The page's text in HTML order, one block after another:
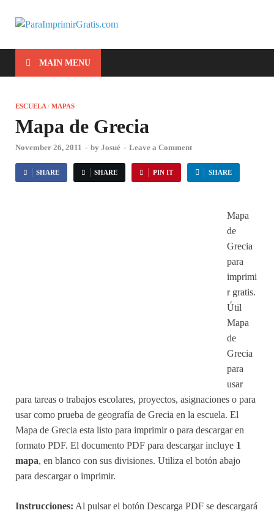
MAIN MENU
ESCUELA / MAPAS
Mapa de Grecia
November 26, 2011 - by Josué - Leave a Comment
SHARE SHARE PIN IT SHARE
Mapa
de
Grecia
para
imprimi
r gratis.
Útil
Mapa
de
Grecia
para
usar
para tareas o trabajos escolares, proyectos, asignaciones o para
usar como prueba de geografía de Grecia en la escuela. El
Mapa de Grecia esta listo para imprimir o para descargar en
formato PDF. El documento PDF para descargar incluye 1
mapa, en blanco con sus divisiones. Utiliza el botón abajo
para descargar o imprimir.
Instrucciones: Al pulsar el botón Descarga PDF se descargará